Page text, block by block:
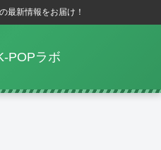
最新情報をお届け！
POPラボ